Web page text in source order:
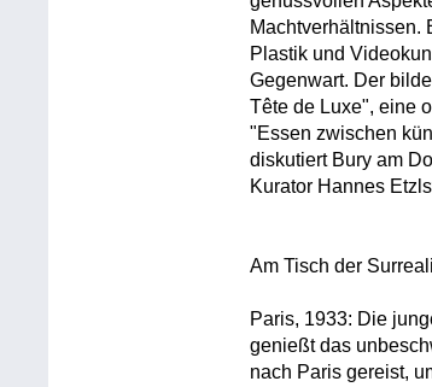
Machtverhältnissen.
Plastik und
Gegenwart. Der
Tête de Luxe", eine
"Essen zwischen
diskutiert Bury am
Kurator Hannes
Am Tisch der
Paris, 1933: Die
genießt das
nach Paris gereist,